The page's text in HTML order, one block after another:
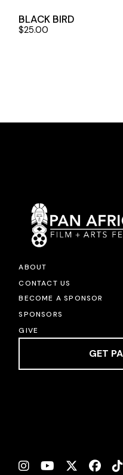
BLACK BIRD
$25.00
ABOUT
CONTACT US
BECOME A SPONSOR
SPONSORS
GIVE
GET